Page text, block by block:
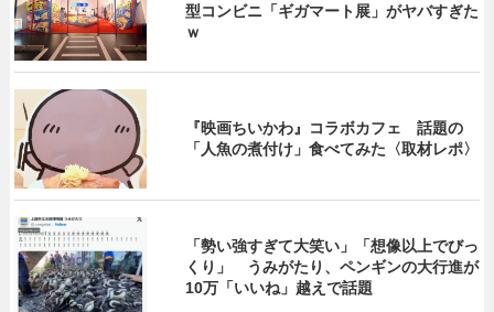
型コンビニ「ギガマート展」がヤバすぎた
ｗ
『映画ちいかわ』コラボカフェ 話題の
「人魚の煮付け」食べてみた〈取材レポ〉
「勢い強すぎて大笑い」「想像以上でびっ
くり」 うみがたり、ペンギンの大行進が
10万「いいね」越えで話題